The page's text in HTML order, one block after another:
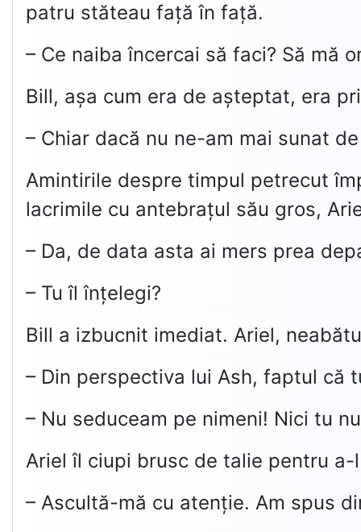
patru stăteau față în față.
– Ce naiba încercai să faci? Să mă
Bill, așa cum era de așteptat, era
– Chiar dacă nu ne-am mai sunat
Amintirile despre timpul petrecut
lacrimile cu antebrațul său gros,
– Da, de data asta ai mers prea
– Tu îl înțelegi?
Bill a izbucnit imediat. Ariel,
– Din perspectiva lui Ash, faptul că
– Nu seduceam pe nimeni! Nici tu
Ariel îl ciupi brusc de talie pentru
– Ascultă-mă cu atenție. Am spus